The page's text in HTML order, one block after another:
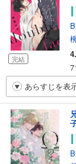
完結
あらすじを表